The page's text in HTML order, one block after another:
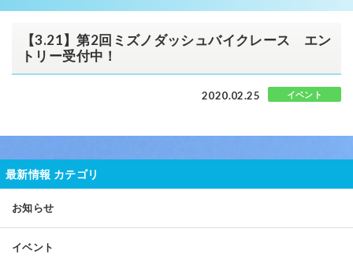
【3.21】第2回ミズノダッシュバイクレース エン
トリー受付中！
2020.02.25 イベント
最新情報 カテゴリ
お知らせ
イベント